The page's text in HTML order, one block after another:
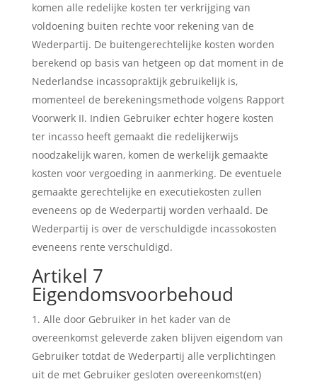
komen alle redelijke kosten ter verkrijging van
voldoening buiten rechte voor rekening van de
Wederpartij. De buitengerechtelijke kosten worden
berekend op basis van hetgeen op dat moment in de
Nederlandse incassopraktijk gebruikelijk is,
momenteel de berekeningsmethode volgens Rapport
Voorwerk II. Indien Gebruiker echter hogere kosten
ter incasso heeft gemaakt die redelijkerwijs
noodzakelijk waren, komen de werkelijk gemaakte
kosten voor vergoeding in aanmerking. De eventuele
gemaakte gerechtelijke en executiekosten zullen
eveneens op de Wederpartij worden verhaald. De
Wederpartij is over de verschuldigde incassokosten
eveneens rente verschuldigd.
Artikel 7
Eigendomsvoorbehoud
Alle door Gebruiker in het kader van de
overeenkomst geleverde zaken blijven eigendom van
Gebruiker totdat de Wederpartij alle verplichtingen
uit de met Gebruiker gesloten overeenkomst(en)